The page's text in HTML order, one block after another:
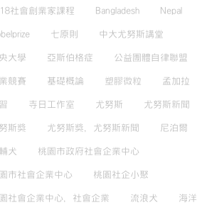
社會創業家課程 Bangladesh Nepal
七原則 中大尤努斯講堂
大學 亞斯伯格症 公益團體自律聯盟
競賽 基礎概論 塑膠微粒 孟加拉
寺日工作室 尤努斯 尤努斯新聞
斯獎 尤努斯獎，尤努斯新聞 尼泊爾
犬 桃園市政府社會企業中心
市社會企業中心 桃園社企小聚
社會企業中心，社會企業 流浪犬 海洋